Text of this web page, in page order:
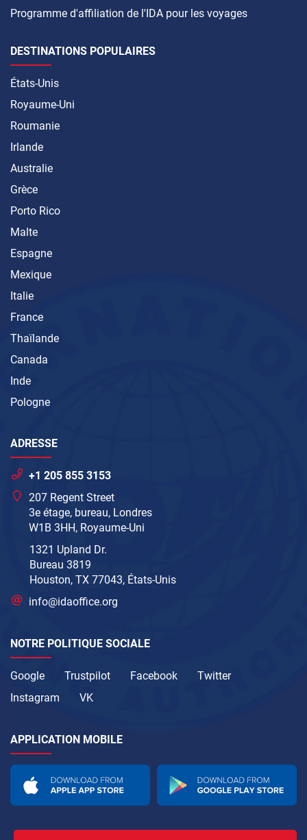
Programme d'affiliation de l'IDA pour les voyages
DESTINATIONS POPULAIRES
États-Unis
Royaume-Uni
Roumanie
Irlande
Australie
Grèce
Porto Rico
Malte
Espagne
Mexique
Italie
France
Thaïlande
Canada
Inde
Pologne
ADRESSE
+1 205 855 3153
207 Regent Street
3e étage, bureau, Londres
W1B 3HH, Royaume-Uni
1321 Upland Dr.
Bureau 3819
Houston, TX 77043, États-Unis
info@idaoffice.org
NOTRE POLITIQUE SOCIALE
Google Trustpilot Facebook
Twitter
Instagram
VK
APPLICATION MOBILE